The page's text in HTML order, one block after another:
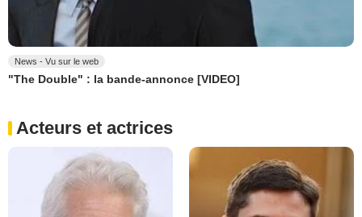
News - Vu sur le web
"The Double" : la bande-annonce [VIDEO]
Acteurs et actrices